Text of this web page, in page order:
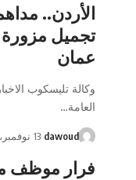
الأردن..
تجميل
عمان
وكالة تليسكوب
العامة…
dawoud 13 نوفمبر، 2024
فرار موظف